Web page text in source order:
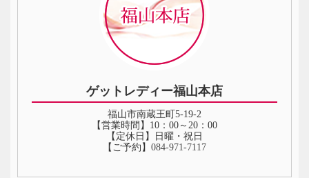
ゲットレディー福山本店
福山市南蔵王町5-19-2
【営業時間】10：00～20：00
【定休日】日曜・祝日
【ご予約】 084‐971‐7117